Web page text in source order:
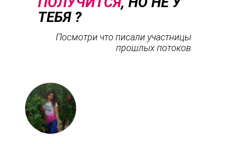
ТЕБЯ ?
Посмотри что писали участницы
прошлых потоков